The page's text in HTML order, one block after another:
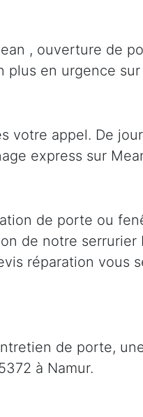
, ouverture de
en urgence
votre appel. De
express sur
de porte ou
de notre
réparation vous
de porte,
à Namur.